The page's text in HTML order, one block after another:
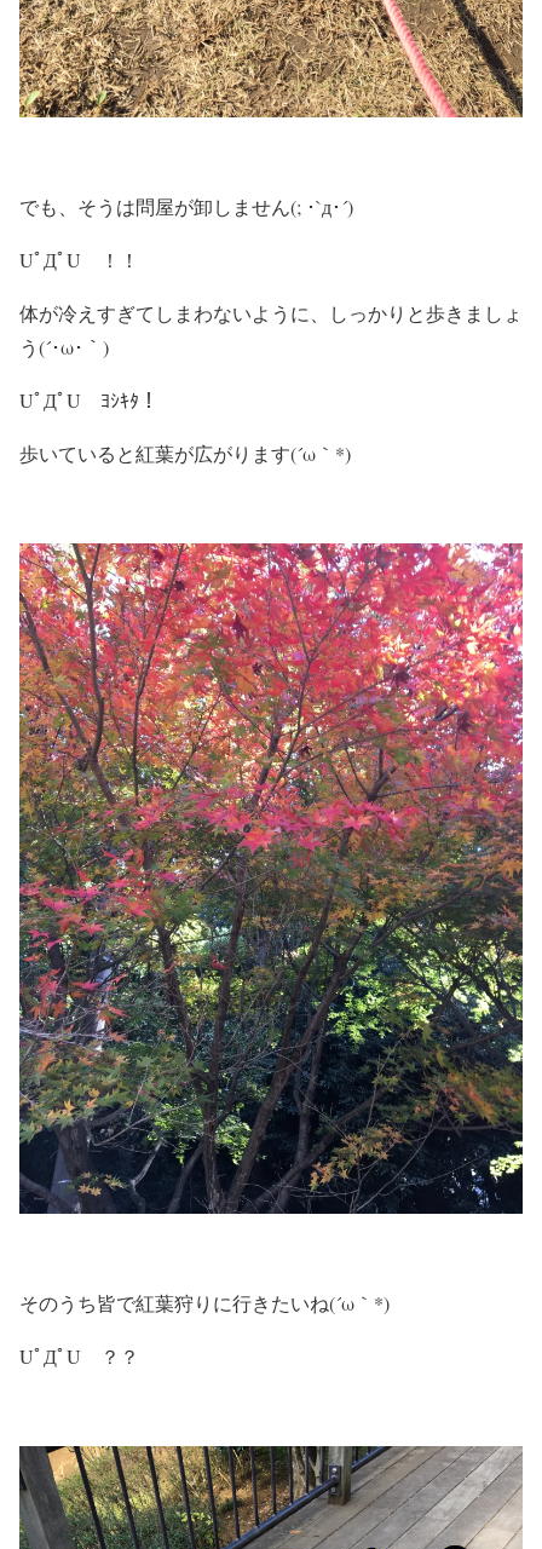
でも、そうは問屋が卸しません(; ･`д･´)
UﾟДﾟU ！！
体が冷えすぎてしまわないように、しっかりと歩きましょ
う(´･ω･｀)
UﾟДﾟU ﾖｼｷﾀ！
歩いていると紅葉が広がります(´ω｀*)
そのうち皆で紅葉狩りに行きたいね(´ω｀*)
UﾟДﾟU ？？